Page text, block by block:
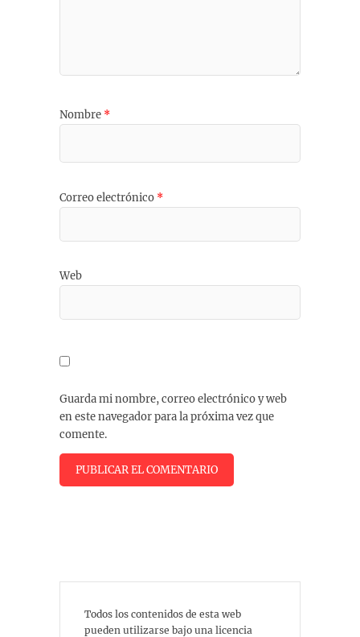
Nombre *
Correo electrónico *
Web
Guarda mi nombre, correo electrónico y web
en este navegador para la próxima vez que
comente.
Todos los contenidos de esta web
pueden utilizarse bajo una licencia